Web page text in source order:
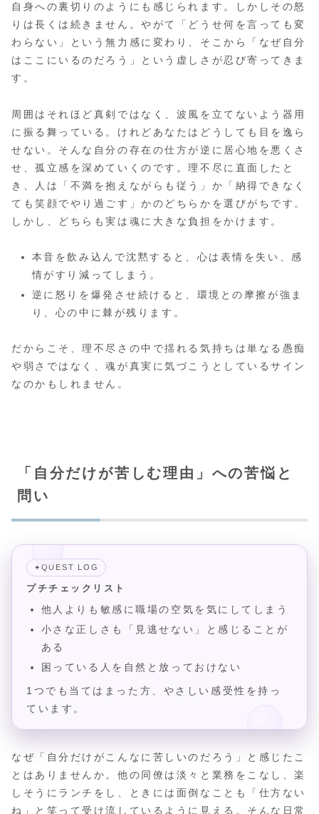
自身への裏切りのようにも感じられます。しかしその怒
りは長くは続きません。やがて「どうせ何を言っても変
わらない」という無力感に変わり、そこから「なぜ自分
はここにいるのだろう」という虚しさが忍び寄ってきま
す。
周囲はそれほど真剣ではなく、波風を立てないよう器用
に振る舞っている。けれどあなたはどうしても目を逸ら
せない。そんな自分の存在の仕方が逆に居心地を悪くさ
せ、孤立感を深めていくのです。理不尽に直面したと
き、人は「不満を抱えながらも従う」か「納得できなく
ても笑顔でやり過ごす」かのどちらかを選びがちです。
しかし、どちらも実は魂に大きな負担をかけます。
本音を飲み込んで沈黙すると、心は表情を失い、感
情がすり減ってしまう。
逆に怒りを爆発させ続けると、環境との摩擦が強ま
り、心の中に棘が残ります。
だからこそ、理不尽さの中で揺れる気持ちは単なる愚痴
や弱さではなく、魂が真実に気づこうとしているサイン
なのかもしれません。
「自分だけが苦しむ理由」への苦悩と
問い
✦ QUEST LOG
プチチェックリスト
他人よりも敏感に職場の空気を気にしてしまう
小さな正しさも「見逃せない」と感じることが
ある
困っている人を自然と放っておけない
1つでも当てはまった方、やさしい感受性を持っ
ています。
なぜ「自分だけがこんなに苦しいのだろう」と感じたこ
とはありませんか。他の同僚は淡々と業務をこなし、楽
しそうにランチをし、ときには面倒なことも「仕方ない
ね」と笑って受け流しているように見える。そんな日常